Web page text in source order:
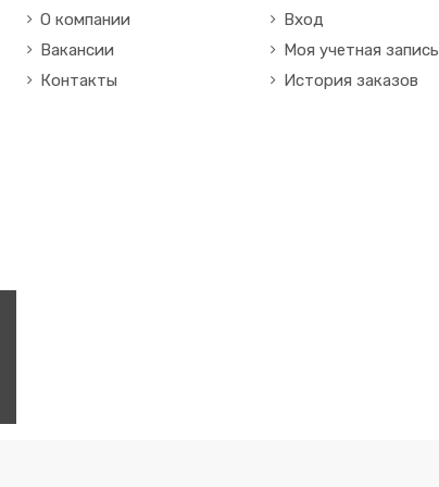
О компании
Вакансии
Контакты
Вход
Моя учетная запись
История заказов